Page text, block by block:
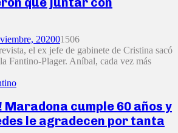
202001506
el ex jefe de gabinete de Cristina sacó
Fantino-Plager. Aníbal, cada vez más
Maradona cumple 60 años y
le agradecen por tanta